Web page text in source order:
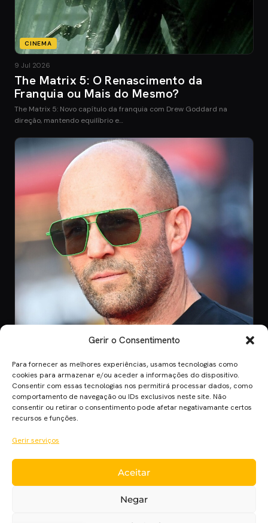
Gerir o Consentimento
Para fornecer as melhores experiências, usamos tecnologias como
cookies para armazenar e/ou aceder a informações do dispositivo.
Consentir com essas tecnologias nos permitirá processar dados, como
comportamento de navegação ou IDs exclusivos neste site. Não
consentir ou retirar o consentimento pode afetar negativamante certos
recursos e funções.
Gerir serviços
Aceitar
Negar
CINEMA
9 Jul 2026
The Matrix 5: O Renascimento da
Franquia ou Mais do Mesmo?
The Matrix 5: Novo capítulo da franquia com Drew Goddard na
direção, mantendo equilíbrio e…
CINEMA
8 Jul 2026
Mutiny: O Novo Thriller de Ação de Jason
Statham em 2026
quando o filme chega aos cinem…